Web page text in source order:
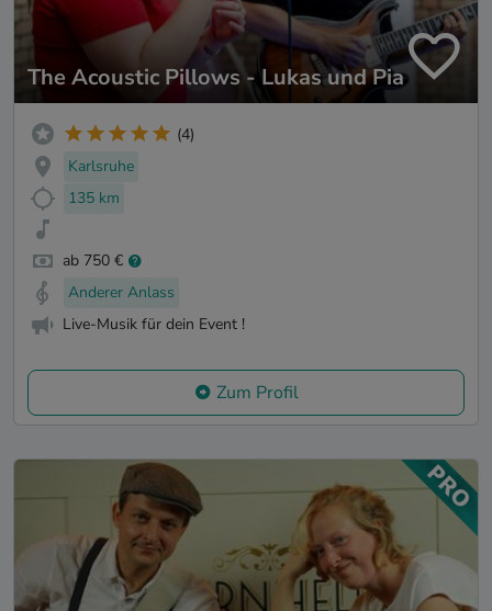
The Acoustic Pillows - Lukas und Pia
(4)
Karlsruhe
135 km
ab 750 €
Anderer Anlass
Live-Musik für dein Event !
Zum Profil